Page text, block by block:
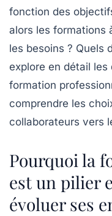
fonction des
alors les formations
les besoins ? Quels
explore en détail
formation
comprendre les
collaborateurs vers
Pourquoi la
est un pilier
évoluer ses